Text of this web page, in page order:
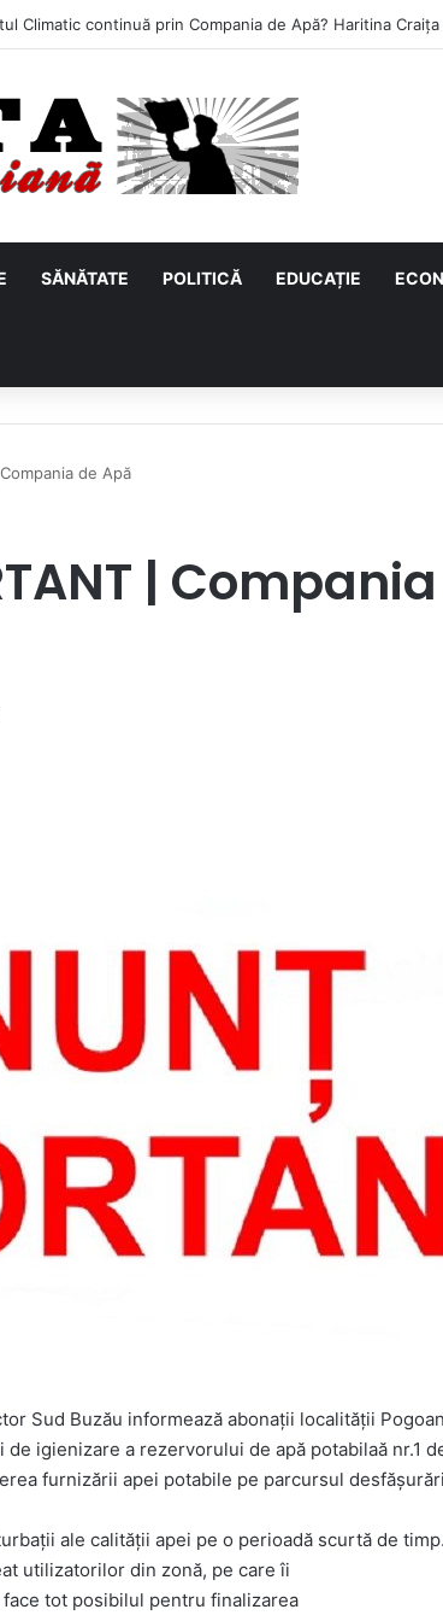
SĂNĂTATE POLITICĂ EDUCAȚIE
de Apă
|
Sud Buzău informează abonații localității
igienizare a rezervorului de apă potabilaă nr.1
furnizării apei potabile pe parcursul
ale calității apei pe o perioadă scurtă de timp.
utilizatorilor din zonă, pe care îi
tot posibilul pentru finalizarea